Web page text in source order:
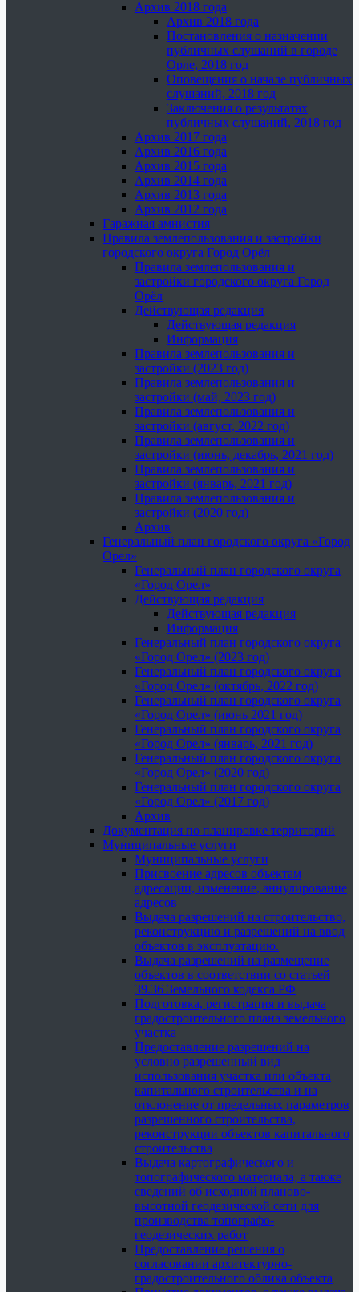
Архив 2018 года
Архив 2018 года
Постановления о назначении
публичных слушаний в городе
Орле, 2018 год
Оповещения о начале публичных
слушаний, 2018 год
Заключения о результатах
публичных слушаний, 2018 год
Архив 2017 года
Архив 2016 года
Архив 2015 года
Архив 2014 года
Архив 2013 года
Архив 2012 года
Гаражная амнистия
Правила землепользования и застройки
городского округа Город Орёл
Правила землепользования и
застройки городского округа Город
Орёл
Действующая редакция
Действующая редакция
Информация
Правила землепользования и
застройки (2023 год)
Правила землепользования и
застройки (май, 2023 год)
Правила землепользования и
застройки (август, 2022 год)
Правила землепользования и
застройки (июнь, декабрь, 2021 год)
Правила землепользования и
застройки (январь, 2021 год)
Правила землепользования и
застройки (2020 год)
Архив
Генеральный план городского округа «Город
Орел»
Генеральный план городского округа
«Город Орел»
Действующая редакция
Действующая редакция
Информация
Генеральный план городского округа
«Город Орел» (2023 год)
Генеральный план городского округа
«Город Орел» (октябрь, 2022 год)
Генеральный план городского округа
«Город Орел» (июнь 2021 год)
Генеральный план городского округа
«Город Орел» (январь, 2021 год)
Генеральный план городского округа
«Город Орел» (2020 год)
Генеральный план городского округа
«Город Орел» (2017 год)
Архив
Документация по планировке территорий
Муниципальные услуги
Муниципальные услуги
Присвоение адресов объектам
адресации, изменение, аннулирование
адресов
Выдача разрешений на строительство,
реконструкцию и разрешений на ввод
объектов в эксплуатацию.
Выдача разрешений на размещение
объектов в соответствии со статьей
39.36 Земельного кодекса РФ
Подготовка, регистрация и выдача
градостроительного плана земельного
участка
Предоставление разрешений на
условно разрешенный вид
использования участка или объекта
капитального строительства и на
отклонение от предельных параметров
разрешенного строительства,
реконструкции объектов капитального
строительства
Выдача картографического и
топографического материала, а также
сведений об исходной планово-
высотной геодезической сети для
производства топографо-
геодезических работ
Предоставление решения о
согласовании архитектурно-
градостроительного облика объекта